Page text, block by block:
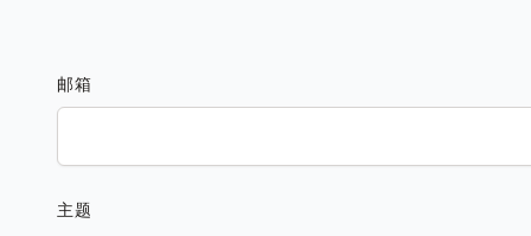
邮箱
主题